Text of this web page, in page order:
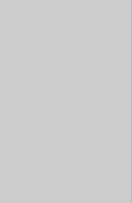
at Chalmers